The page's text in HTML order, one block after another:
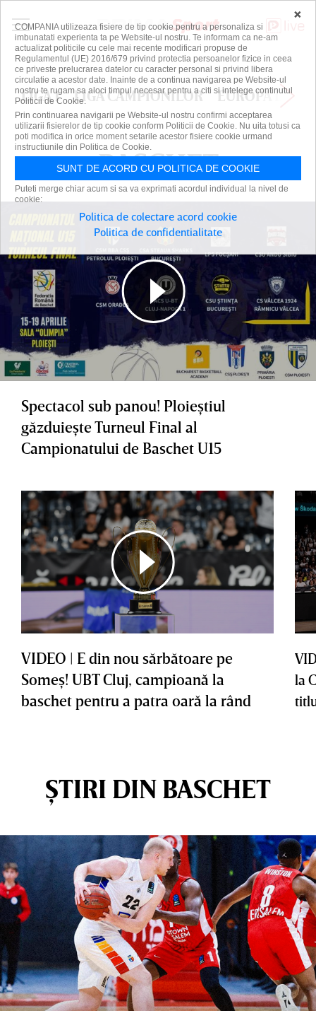
LIGA 1 LIGA CAMPIONILOR EUROPA
BASCHET
BASCHET
Spectacol sub panou! Ploieştiul
găzduieşte Turneul Final al
Campionatului de Baschet U15
VIDEO | E din nou sărbătoare pe
Someş! UBT Cluj, campioană la
baschet pentru a patra oară la rând
la
ȘTIRI DIN BASCHET
×
COMPANIA utilizeaza fisiere de tip cookie pentru a personaliza si
imbunatati experienta ta pe Website-ul nostru. Te informam ca ne-am
actualizat politicile cu cele mai recente modificari propuse de
Regulamentul (UE) 2016/679 privind protectia persoanelor fizice in ceea
ce priveste prelucrarea datelor cu caracter personal si privind libera
circulatie a acestor date. Inainte de a continua navigarea pe Website-ul
nostru te rugam sa aloci timpul necesar pentru a citi si intelege continutul
Politicii de Cookie.
Prin continuarea navigarii pe Website-ul nostru confirmi acceptarea
utilizarii fisierelor de tip cookie conform Politicii de Cookie. Nu uita totusi ca
poti modifica in orice moment setarile acestor fisiere cookie urmand
instructiunile din Politica de Cookie.
SUNT DE ACORD CU POLITICA DE COOKIE
Puteti merge chiar acum si sa va exprimati acordul individual la nivel de
cookie:
Politica de colectare acord cookie
Politica de confidentialitate